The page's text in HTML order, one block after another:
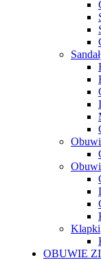
Klapki
OBUWIE